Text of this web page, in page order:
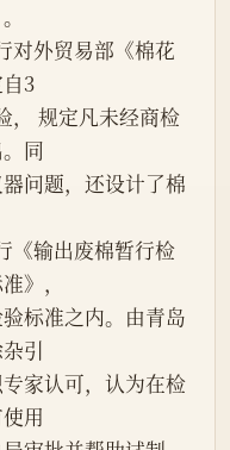
3
， 规定凡未经商检
同
问题，还设计了棉
》，
标准之内。由青岛
引
家认可，认为在检
用